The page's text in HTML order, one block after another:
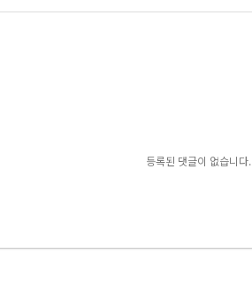
등록된 댓글이 없습니다.